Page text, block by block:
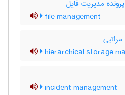
مدیریت فایل
file management
hierarchical storage
incident management